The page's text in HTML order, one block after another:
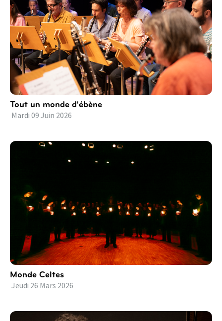
Tout un monde d'ébène
Mardi 09 Juin 2026
Monde Celtes
Jeudi 26 Mars 2026